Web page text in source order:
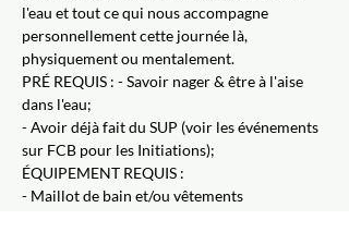
l'eau et tout ce qui nous accompagne
personnellement cette journée là,
physiquement ou mentalement.
PRÉ REQUIS : - Savoir nager & être à l'aise
dans l'eau;
- Avoir déjà fait du SUP (voir les événements
sur FCB pour les Initiations);
ÉQUIPEMENT REQUIS :
- Maillot de bain et/ou vêtements